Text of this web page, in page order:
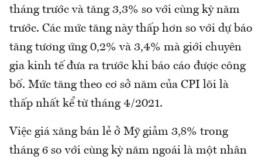
tháng trước và tăng 3,3% so với cùng kỳ năm
trước. Các mức tăng này thấp hơn so với dự báo
tăng tương ứng 0,2% và 3,4% mà giới chuyên
gia kinh tế đưa ra trước khi báo cáo được công
bố. Mức tăng theo cơ sở năm của CPI lõi là
thấp nhất kể từ tháng 4/2021.
Việc giá xăng bán lẻ ở Mỹ giảm 3,8% trong
tháng 6 so với cùng kỳ năm ngoái là một nhân